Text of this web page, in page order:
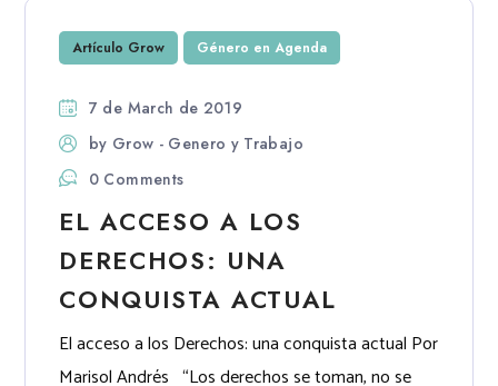
Artículo Grow Género en Agenda
7 de March de 2019
by Grow - Genero y Trabajo
0 Comments
EL ACCESO A LOS
DERECHOS: UNA
CONQUISTA ACTUAL
El acceso a los Derechos: una conquista actual Por
Marisol Andrés “Los derechos se toman, no se